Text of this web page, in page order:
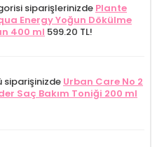
siparişlerinizde Plante
Energy Yoğun Dökülme
400 ml 599.20 TL!
siparişinizde Urban Care No 2
Saç Bakım Toniği 200 ml